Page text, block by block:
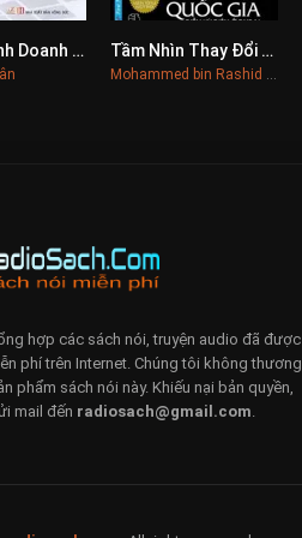
0Trí Tuệ Kinh Doanh Và Lý Thuyết Trò Chơi 0
Tầm Nhìn Thay Đổi Quốc Gia
Mohammed bin Rashid Al Maktoum
hợp các sách nói, truyện audio đã được
phí trên Internet. Chúng tôi không thương
phẩm sách nói này. Khiếu nại bản quyền,
mail đến radiosach@gmail.com.